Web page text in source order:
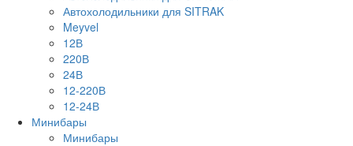
Автохолодильники для SITRAK
Meyvel
12В
220В
24В
12-220В
12-24В
Минибары
Минибары